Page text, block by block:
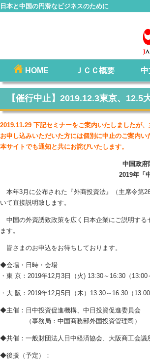
日本と中国の円滑なビジネスのために
メインメニュー
移
HOME ＪＣＣ概要
【催行中止】2019.12.3東京、
2019.11.29 下記セミナーをご案内いたしましたが
お申し込みいただいた方には個別に中止のご案内い
本サイトでも通知と共にお詫びいたします。
中国政府
2019年「
本年3月に公布された『外商投資法』（主席令第
いて直接説明致します。
中国の外資誘致政策を広く日本企業にご説明す
ます。
皆さまのお申込をお待ちしております。
◆会場・日時・会場
・東 京：2019年12月3日（火) 13:30～16:30（13:00
・大 阪：2019年12月5日（木）13:30～16:30（13:00
◆主催：日中投資促進機構、中日投資促進委員会
（事務局：中国商務部外国投資管理司）
◆共催：一般財団法人日中経済協会、大阪商工会議
◆後援（予定）：